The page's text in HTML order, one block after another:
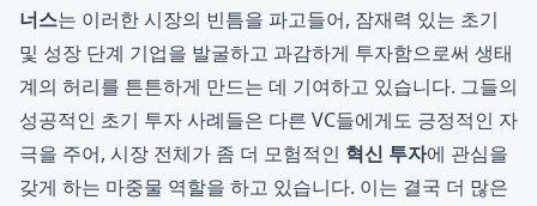
너스는 이러한 시장의 빈틈을 파고들어, 잠재력 있는 초기
및 성장 단계 기업을 발굴하고 과감하게 투자함으로써 생태
계의 허리를 튼튼하게 만드는 데 기여하고 있습니다. 그들의
성공적인 초기 투자 사례들은 다른 VC들에게도 긍정적인 자
극을 주어, 시장 전체가 좀 더 모험적인 혁신 투자에 관심을
갖게 하는 마중물 역할을 하고 있습니다. 이는 결국 더 많은